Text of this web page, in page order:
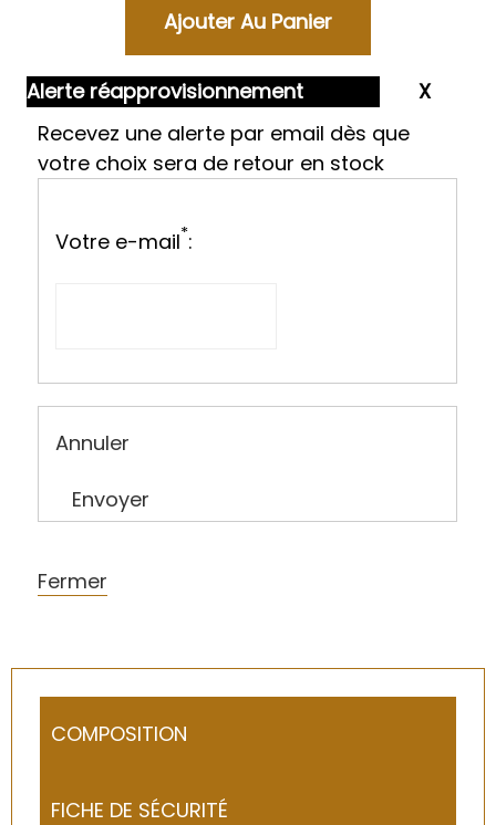
Alerte réapprovisionnement
Recevez une alerte par email dès que
votre choix sera de retour en stock
Votre e-mail*:
Annuler
Envoyer
Fermer
COMPOSITION
FICHE DE SÉCURITÉ